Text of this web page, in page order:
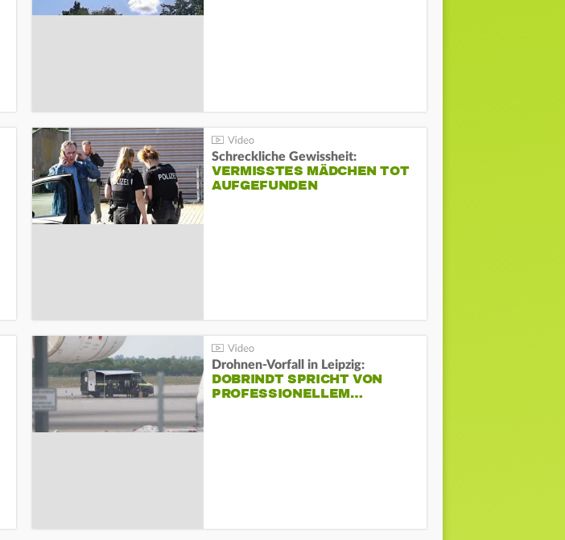
Schreckliche Gewissheit:
VERMISSTES MÄDCHEN TOT
AUFGEFUNDEN
Drohnen-Vorfall in Leipzig:
DOBRINDT SPRICHT VON
PROFESSIONELLEM…